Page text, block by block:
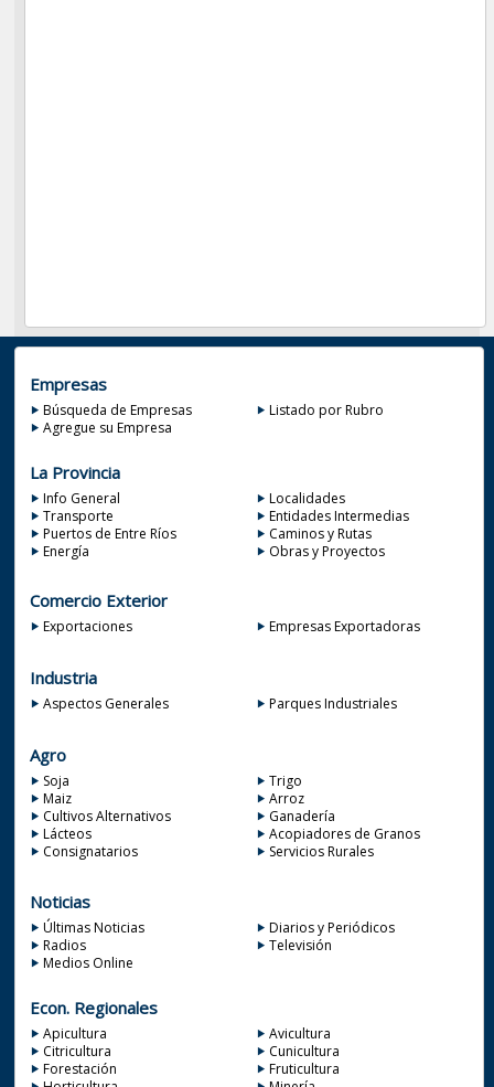
Empresas
Búsqueda de Empresas
Listado por Rubro
Agregue su Empresa
La Provincia
Info General
Localidades
Transporte
Entidades Intermedias
Puertos de Entre Ríos
Caminos y Rutas
Energía
Obras y Proyectos
Comercio Exterior
Exportaciones Empresas Exportadoras
Industria
Aspectos Generales Parques Industriales
Agro
Soja
Trigo
Maiz
Arroz
Cultivos Alternativos
Ganadería
Lácteos
Acopiadores de Granos
Consignatarios
Servicios Rurales
Noticias
Últimas Noticias
Diarios y Periódicos
Radios
Televisión
Medios Online
Econ. Regionales
Apicultura
Avicultura
Citricultura
Cunicultura
Forestación
Fruticultura